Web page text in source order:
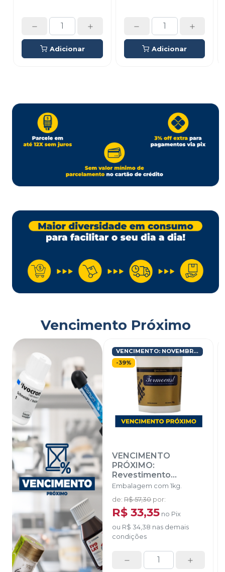
Adicionar Adicionar
Vencimento Próximo
VENCIMENTO: NOVEMBRO/2026
-39%
VENCIMENTO
PRÓXIMO:
Revestimento
Termocast - 1 kg
Embalagem com 1kg.
de:R$ 57,30 por:
R$ 33,35 no Pix
ou R$ 34,38 nas demais
condições